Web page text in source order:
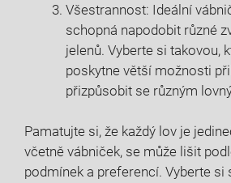
Všestrannost: Ideální
schopná napodobit různé
jelenů. Vyberte si takovou,
poskytne větší možnosti
přizpůsobit se různým
Pamatujte si, že každý lov je
včetně vábniček, se může lišit
podmínek a preferencí. Vyberte si